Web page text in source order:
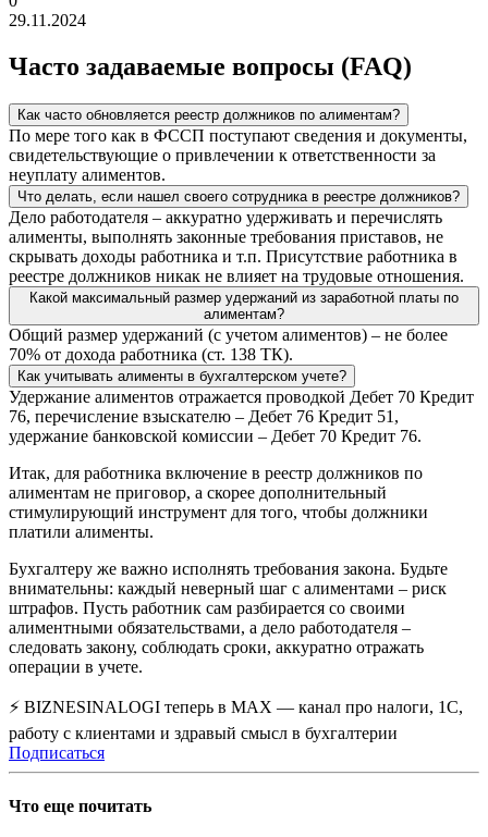
29.11.2024
Часто задаваемые вопросы (FAQ)
Как часто обновляется реестр должников по алиментам?
По мере того как в ФССП поступают сведения и документы,
свидетельствующие о привлечении к ответственности за
неуплату алиментов.
Что делать, если нашел своего сотрудника в реестре должников?
Дело работодателя – аккуратно удерживать и перечислять
алименты, выполнять законные требования приставов, не
скрывать доходы работника и т.п. Присутствие работника в
реестре должников никак не влияет на трудовые отношения.
Какой максимальный размер удержаний из заработной платы по
алиментам?
Общий размер удержаний (с учетом алиментов) – не более
70% от дохода работника (ст. 138 ТК).
Как учитывать алименты в бухгалтерском учете?
Удержание алиментов отражается проводкой Дебет 70 Кредит
76, перечисление взыскателю – Дебет 76 Кредит 51,
удержание банковской комиссии – Дебет 70 Кредит 76.
Итак, для работника включение в реестр должников по
алиментам не приговор, а скорее дополнительный
стимулирующий инструмент для того, чтобы должники
платили алименты.
Бухгалтеру же важно исполнять требования закона. Будьте
внимательны: каждый неверный шаг с алиментами – риск
штрафов. Пусть работник сам разбирается со своими
алиментными обязательствами, а дело работодателя –
следовать закону, соблюдать сроки, аккуратно отражать
операции в учете.
⚡ BIZNESINALOGI теперь в MAX — канал про налоги, 1С,
работу с клиентами и здравый смысл в бухгалтерии
Подписаться
Что еще почитать